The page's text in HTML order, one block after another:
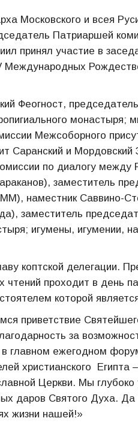
Московского и всея
Патриаршей
принял участие в
Феогност,
монастыря;
Межсоборного
Саранский и Мордовский
по диалогу между
заместитель
наместник Саввино-
заместитель
игумены, игумении,
коптской делегации.
проходит в день
которой
приветствие
за
главном ежегодном
христианского Египта
Церкви. Мы
даров Святого Духа.
жизни нашей!»